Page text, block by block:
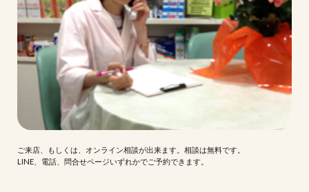
ご来店、もしくは、オンライン相談が出来ます。相談は無料です。
LINE、電話、問合せページいずれかでご予約できます。